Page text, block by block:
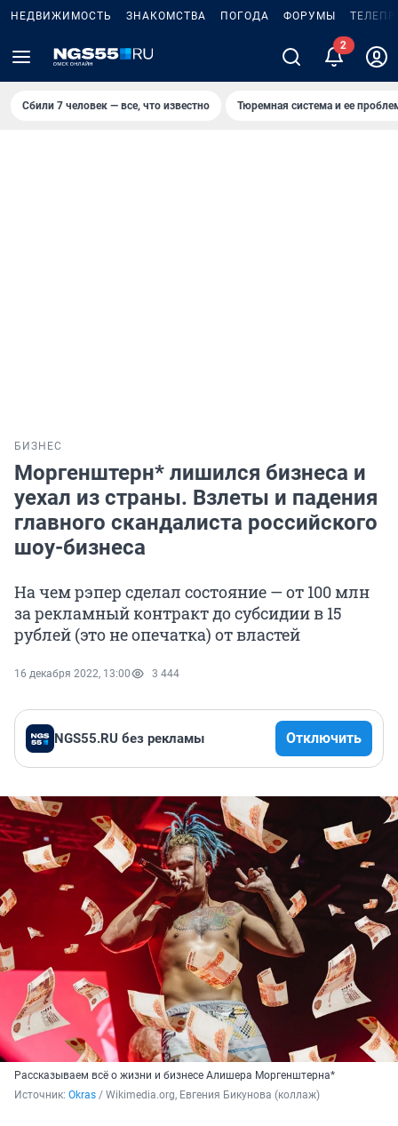
НЕДВИЖИМОСТЬ ЗНАКОМСТВА ПОГОДА ФОРУМЫ
Сбили 7 человек — все, что известно Тюремная система и ее
БИЗНЕС
Моргенштерн* лишился бизнеса и
уехал из страны. Взлеты и падения
главного скандалиста российского
шоу-бизнеса
На чем рэпер сделал состояние — от 100 млн
за рекламный контракт до субсидии в 15
рублей (это не опечатка) от властей
16 декабря 2022, 13:00 3 444
NGS55.RU без рекламы Отключить
Рассказываем всё о жизни и бизнесе Алишера Моргенштерна*
Источник: Okras / Wikimedia.org, Евгения Бикунова (коллаж)